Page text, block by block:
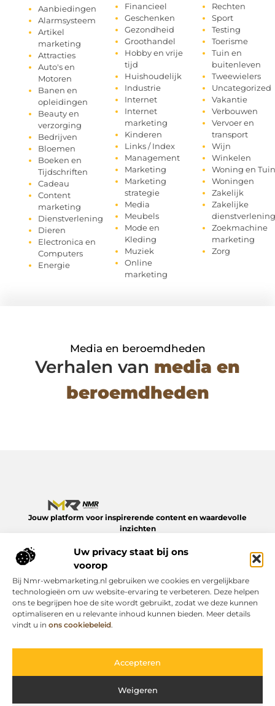
Uw privacy staat bij ons
voorop
Bij Nmr-webmarketing.nl gebruiken we cookies en vergelijkbare
technologieën om uw website-ervaring te verbeteren. Deze helpen
ons te begrijpen hoe de site wordt gebruikt, zodat we deze kunnen
optimaliseren en u relevante inhoud kunnen bieden. Meer details
vindt u in ons cookiebeleid.
Accepteren
Weigeren
Aanbiedingen
Alarmsysteem
Artikel
marketing
Attracties
Auto's en
Motoren
Banen en
opleidingen
Beauty en
verzorging
Bedrijven
Bloemen
Boeken en
Tijdschriften
Cadeau
Content
marketing
Dienstverlening
Dieren
Electronica en
Computers
Energie
Financieel
Geschenken
Gezondheid
Groothandel
Hobby en vrije
tijd
Huishoudelijk
Industrie
Internet
Internet
marketing
Kinderen
Links / Index
Management
Marketing
Marketing
strategie
Media
Meubels
Mode en
Kleding
Muziek
Online
marketing
Rechten
Sport
Testing
Toerisme
Tuin en
buitenleven
Tweewielers
Uncategorized
Vakantie
Verbouwen
Vervoer en
transport
Wijn
Winkelen
Woning en Tuin
Woningen
Zakelijk
Zakelijke
dienstverlening
Zoekmachine
marketing
Zorg
Media en beroemdheden
Verhalen van media en
beroemdheden
Jouw platform voor inspirerende content en waardevolle
inzichten
dagelijks leven – van slimme tips tot verdiepende verhalen.
Alles op NMR-webmarketing.nl.
Onze informatie
Bericht categorie